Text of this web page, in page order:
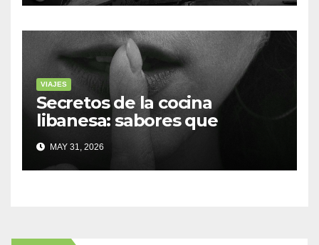
VIAJES
Secretos de la cocina
libanesa: sabores que
cuentan historias
MAY 31, 2026